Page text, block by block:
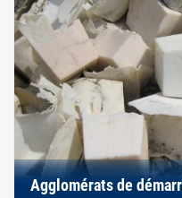
Agglomérats de